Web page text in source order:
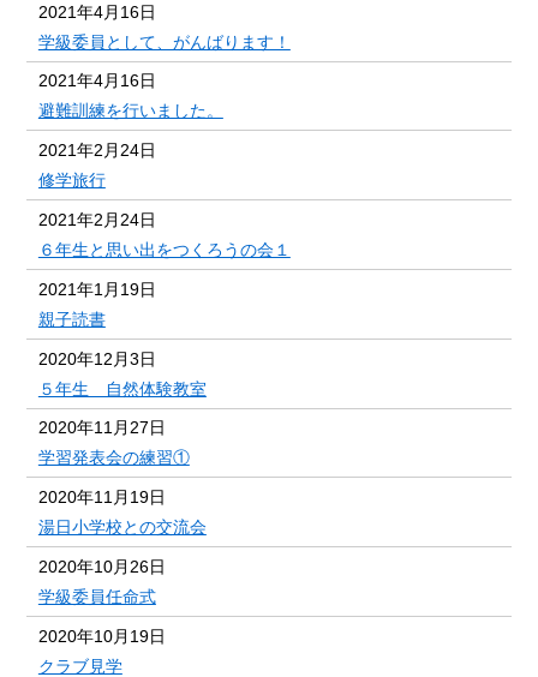
2021年4月16日
学級委員として、がんばります！
2021年4月16日
避難訓練を行いました。
2021年2月24日
修学旅行
2021年2月24日
６年生と思い出をつくろうの会１
2021年1月19日
親子読書
2020年12月3日
５年生 自然体験教室
2020年11月27日
学習発表会の練習①
2020年11月19日
湯日小学校との交流会
2020年10月26日
学級委員任命式
2020年10月19日
クラブ見学